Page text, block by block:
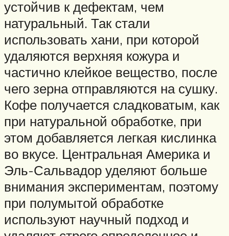
устойчив к дефектам, чем
натуральный. Так стали
использовать хани, при которой
удаляются верхняя кожура и
частично клейкое вещество, после
чего зерна отправляются на сушку.
Кофе получается сладковатым, как
при натуральной обработке, при
этом добавляется легкая кислинка
во вкусе. Центральная Америка и
Эль-Сальвадор уделяют больше
внимания экспериментам, поэтому
при полумытой обработке
используют научный подход и